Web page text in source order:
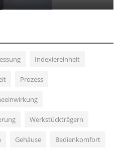
Indexiereinheit
Prozess
Werkstückträgern
Gehäuse Bedienkomfort